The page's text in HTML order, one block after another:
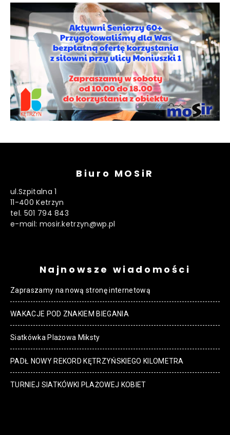
Biuro MOSiR
ul.Szpitalna 1
11-400 Ketrzyn
tel. 501 794 843
e-mail: mosir.ketrzyn@wp.pl
Najnowsze wiadomości
Zapraszamy na nową stronę internetową
WAKACJE POD ZNAKIEM BIEGANIA
Siatkówka Plażowa Miksty
PADŁ NOWY REKORD KĘTRZYŃSKIEGO KILOMETRA
TURNIEJ SIATKÓWKI PLAŻOWEJ KOBIET